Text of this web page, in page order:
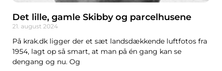
Det lille, gamle Skibby og parcelhusene
21. august 2024
På krak.dk ligger der et sæt landsdækkende luftfotos fra
1954, lagt op så smart, at man på én gang kan se
dengang og nu. Og